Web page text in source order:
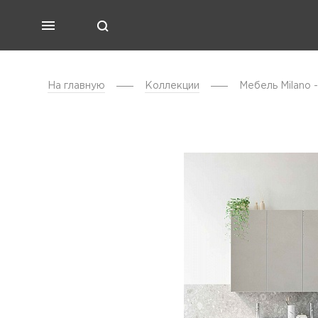
На главную Коллекции Мебель Milano